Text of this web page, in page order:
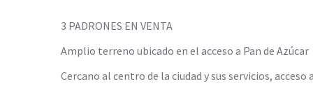
3 PADRONES EN VENTA
Amplio terreno ubicado en el acceso a Pan de Azúcar
Cercano al centro de la ciudad y sus servicios,